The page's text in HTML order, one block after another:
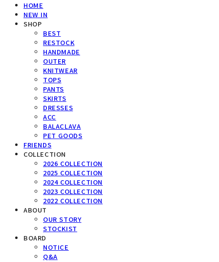
HOME
NEW IN
SHOP
BEST
RESTOCK
HANDMADE
OUTER
KNITWEAR
TOPS
PANTS
SKIRTS
DRESSES
ACC
BALACLAVA
PET GOODS
FRIENDS
COLLECTION
2026 COLLECTION
2025 COLLECTION
2024 COLLECTION
2023 COLLECTION
2022 COLLECTION
ABOUT
OUR STORY
STOCKIST
BOARD
NOTICE
Q&A